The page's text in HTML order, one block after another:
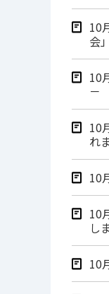
10
会
10
－
10
れ
10
10
し
10